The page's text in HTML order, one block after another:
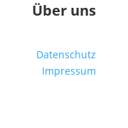
Über uns
Datenschutz
Impressum